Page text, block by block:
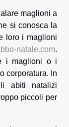
maglioni a
si conosca la
loro i maglioni
natale.com.
i maglioni o i
corporatura. In
abiti natalizi
piccoli per